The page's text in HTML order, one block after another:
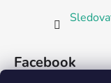
Facebook